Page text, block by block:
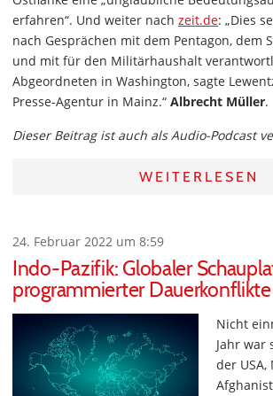
erfahren“. Und weiter nach zeit.de: „Dies
nach Gesprächen mit dem Pentagon, dem
und mit für den Militärhaushalt
Abgeordneten in Washington, sagte
Presse-Agentur in Mainz.“ Albrecht Müller.
Dieser Beitrag ist auch als Audio-Podcast
WEITERLESEN
24. Februar 2022 um 8:59
Indo-Pazifik: Globaler
programmierter Dauerkonflikte
Nicht
Jahr war
der USA,